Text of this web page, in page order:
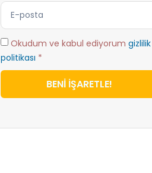
Okudum ve kabul ediyorum gizlilik
politikası *
BENİ İŞARETLE!